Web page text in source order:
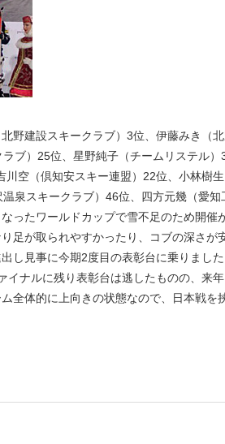
野建設スキークラブ）3位、伊藤みき（
ブ）25位、星野純子（チームリステル）
空（倶知安スキー連盟）22位、小林樹
泉スキークラブ）46位、四方元幾（愛知
ったワールドカップで雪不足のため開催
足が取られやすかったり、コブの深さ
し見事に今期2度目の表彰台に乗りました
ナルに残り表彰台は逃したものの、来
全体的に上向きの状態なので、日本戦を